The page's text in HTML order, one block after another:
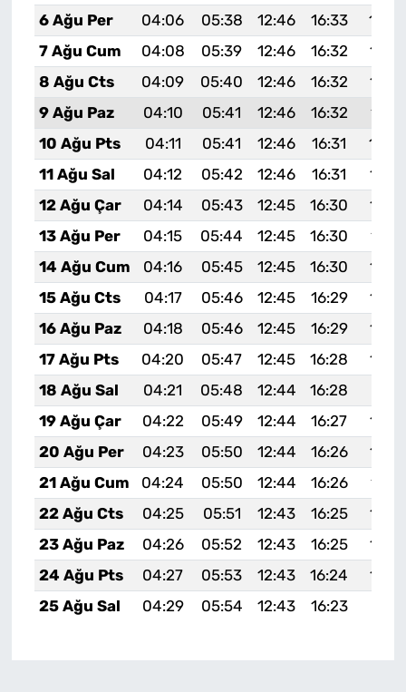
6 Ağu Per
04:06 05:38 12:46 16:33
7 Ağu Cum
04:08 05:39 12:46 16:32
8 Ağu Cts
04:09 05:40 12:46 16:32
9 Ağu Paz
04:10 05:41 12:46 16:32
19:41
10 Ağu Pts
04:11 05:41 12:46 16:31
11 Ağu Sal
04:12 05:42 12:46 16:31
12 Ağu Çar
04:14 05:43 12:45 16:30
13 Ağu Per
04:15 05:44 12:45 16:30
19:37
14 Ağu Cum
04:16 05:45 12:45 16:30
15 Ağu Cts
04:17 05:46 12:45 16:29
16 Ağu Paz
04:18 05:46 12:45 16:29
17 Ağu Pts
04:20 05:47 12:45 16:28
18 Ağu Sal
04:21 05:48 12:44 16:28
19 Ağu Çar
04:22 05:49 12:44 16:27
20 Ağu Per
04:23 05:50 12:44 16:26
21 Ağu Cum
04:24 05:50 12:44 16:26
19:27
22 Ağu Cts
04:25 05:51 12:43 16:25
23 Ağu Paz
04:26 05:52 12:43 16:25
24 Ağu Pts
04:27 05:53 12:43 16:24
25 Ağu Sal
04:29 05:54 12:43 16:23